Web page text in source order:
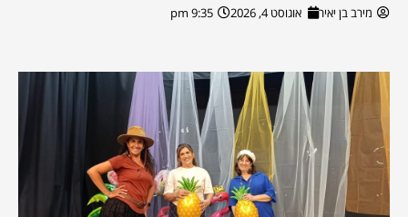
מירב בן יאיר אוגוסט 4, 2026 9:35 pm